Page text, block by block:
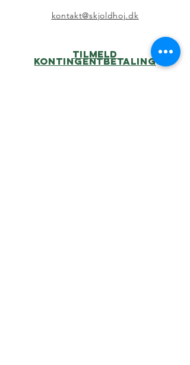
kontakt@skjoldhoj.dk
Tilmeld
kontingentbetaling